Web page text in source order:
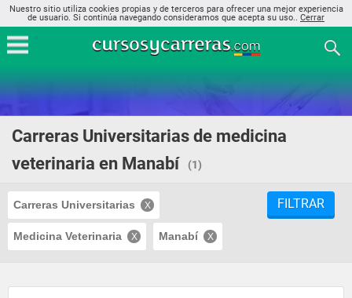
Nuestro sitio utiliza cookies propias y de terceros para ofrecer una mejor experiencia
de usuario. Si continúa navegando consideramos que acepta su uso.. Cerrar
Carreras Universitarias de medicina
veterinaria en Manabí
(1)
Carreras Universitarias
Medicina Veterinaria Manabí
FILTRAR